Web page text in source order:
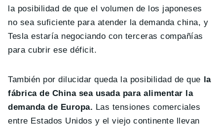
la posibilidad de que el volumen de los japoneses
no sea suficiente para atender la demanda china, y
Tesla estaría negociando con terceras compañías
para cubrir ese déficit.
También por dilucidar queda la posibilidad de que la
fábrica de China sea usada para alimentar la
demanda de Europa. Las tensiones comerciales
entre Estados Unidos y el viejo continente llevan